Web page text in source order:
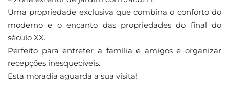
Uma propriedade exclusiva que combina o conforto do
moderno e o encanto das propriedades do final do
século XX.
Perfeito para entreter a família e amigos e organizar
recepções inesquecíveis.
Esta moradia aguarda a sua visita!